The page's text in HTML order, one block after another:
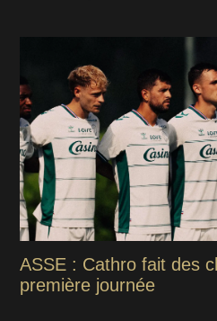
ASSE : Cathro fait des
première journée